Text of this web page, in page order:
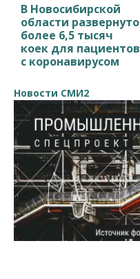
В Новосибирской
области развернуто
более 6,5 тысяч
коек для пациентов
с коронавирусом
Новости СМИ2